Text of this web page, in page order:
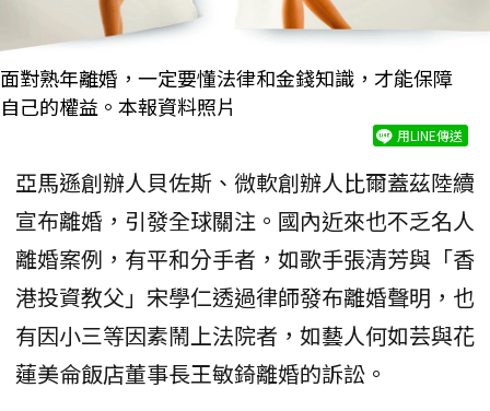
面對熟年離婚，一定要懂法律和金錢知識，才能保障
自己的權益。本報資料照片
用LINE傳送
亞馬遜創辦人貝佐斯、微軟創辦人比爾蓋茲陸續
宣布離婚，引發全球關注。國內近來也不乏名人
離婚案例，有平和分手者，如歌手張清芳與「香
港投資教父」宋學仁透過律師發布離婚聲明，也
有因小三等因素鬧上法院者，如藝人何如芸與花
蓮美侖飯店董事長王敏錡離婚的訴訟。